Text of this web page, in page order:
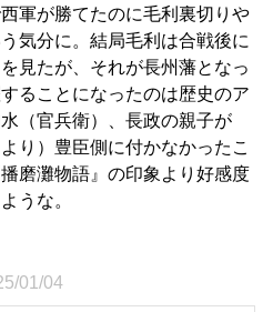
軍が勝てたのに毛利裏切りや
気分に。結局毛利は合戦後に
見たが、それが長州藩となっ
ることになったのは歴史のア
（官兵衛）、長政の親子が
り）豊臣側に付かなかったこ
磨灘物語』の印象より好感度
うな。
01/04